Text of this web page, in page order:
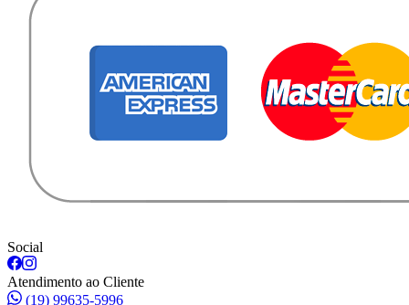
Social
Atendimento ao Cliente
(19) 99635-5996